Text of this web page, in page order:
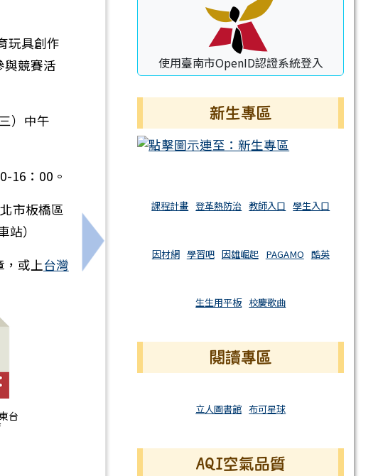
道漫畫比賽、孝道故事徵文比賽、Ü好攝影徵件比賽及IUHOW
玩具創作
與競賽活
）中午
16：00。
市板橋區
）
，或上台灣
台
下一筆：新進小學2026年啦啦隊暑期育樂營
使用臺南市OpenID認證系統登入
新生專區
課程計畫 登革熱防治 教師入口 學生入口
因材網 學習吧 因雄崛起 PAGAMO 酷英
生生用平板 校慶歌曲
閱讀專區
立人圖書館 布可星球
AQI空氣品質